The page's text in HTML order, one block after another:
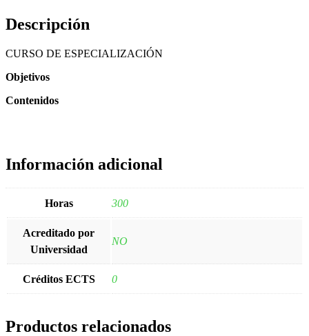
Descripción
CURSO DE ESPECIALIZACIÓN
Objetivos
Contenidos
Información adicional
Horas 300
Acreditado por
Universidad
NO
Créditos ECTS 0
Productos relacionados